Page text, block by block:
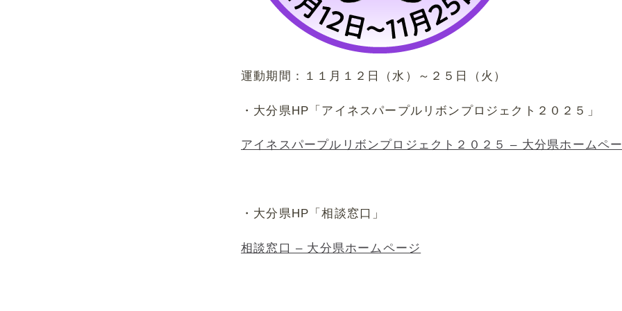
運動期間：１１月１２日（水）～２５日（火）
・大分県HP「アイネスパープルリボンプロジェクト２０２５」
アイネスパープルリボンプロジェクト２０２５ – 大分県ホームペ
・大分県HP「相談窓口」
相談窓口 – 大分県ホームページ